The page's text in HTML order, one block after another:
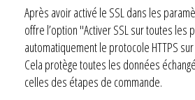
Après avoir activé le SSL dans les
offre l’option "Activer SSL sur toutes les
automatiquement le protocole HTTPS
Cela protège toutes les données
celles des étapes de commande.